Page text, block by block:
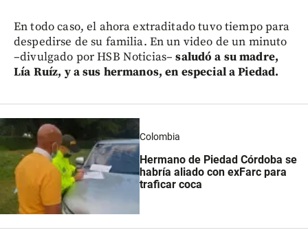
En todo caso, el ahora extraditado tuvo tiempo para
despedirse de su familia. En un video de un minuto
–divulgado por HSB Noticias–saludó a su madre,
Lía Ruíz, y a sus hermanos, en especial a Piedad.
Colombia
Hermano de Piedad Córdoba se
habría aliado con exFarc para
traficar coca